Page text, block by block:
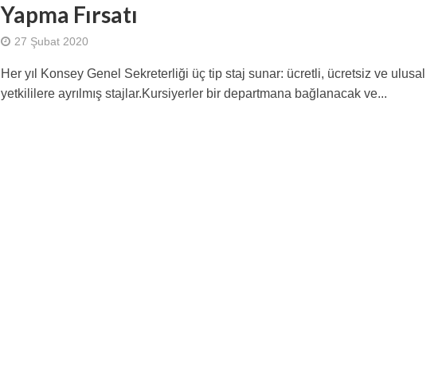
Yapma Fırsatı
27 Şubat 2020
Her yıl Konsey Genel Sekreterliği üç tip staj sunar: ücretli, ücretsiz ve ulusal
yetkililere ayrılmış stajlar.Kursiyerler bir departmana bağlanacak ve...